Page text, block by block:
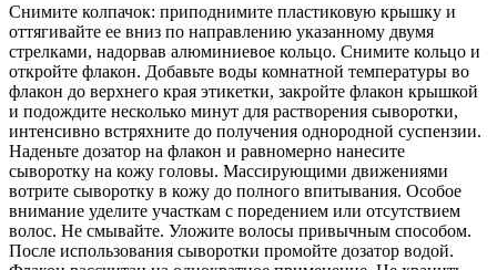
Снимите колпачок: приподнимите пластиковую крышку и
оттягивайте ее вниз по направлению указанному двумя
стрелками, надорвав алюминиевое кольцо. Снимите кольцо и
откройте флакон. Добавьте воды комнатной температуры во
флакон до верхнего края этикетки, закройте флакон крышкой
и подождите несколько минут для растворения сыворотки,
интенсивно встряхните до получения однородной суспензии.
Наденьте дозатор на флакон и равномерно нанесите
сыворотку на кожу головы. Массирующими движениями
вотрите сыворотку в кожу до полного впитывания. Особое
внимание уделите участкам с поредением или отсутствием
волос. Не смывайте. Уложите волосы привычным способом.
После использования сыворотки промойте дозатор водой.